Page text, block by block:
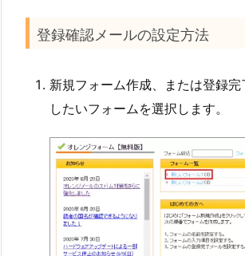
登録確認メールの設定方法
新規フォーム作成、または登録
したいフォームを選択します。